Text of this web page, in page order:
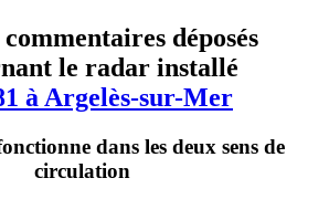
déposés
le radar installé
à Argelès-sur-Mer
dans les deux sens de
circulation